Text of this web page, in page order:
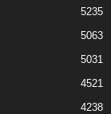
5235
5063
5031
4521
4238